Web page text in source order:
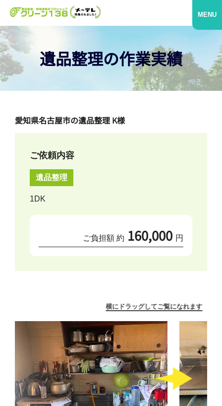
MENU
遺品整理の作業実績
愛知県名古屋市の遺品整理 K様
ご依頼内容
遺品整理
1DK
ご負担額 約 160,000 円
横にドラッグしてご覧になれます